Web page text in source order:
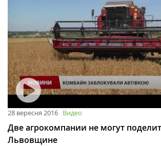
28 вересня 2016 Видео
Две агрокомпании не могут
Львовщине